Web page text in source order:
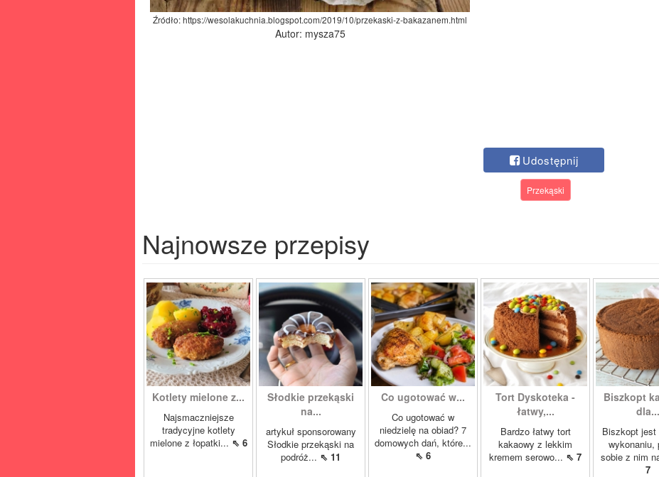
Źródło: https://wesolakuchnia.blogspot.com/2019/10/przekaski-z-bakazanem.html
Autor: mysza75
Udostępnij
Przekąski
Najnowsze przepisy
Kotlety mielone z...
Najsmaczniejsze
tradycyjne kotlety
mielone z łopatki... ⇖ 6
Słodkie przekąski
na...
artykuł sponsorowany
Słodkie przekąski na
podróż... ⇖ 11
Co ugotować w...
Co ugotować w
niedzielę na obiad? 7
domowych dań, które...
⇖ 6
Tort Dyskoteka -
łatwy,...
Bardzo łatwy tort
kakaowy z lekkim
kremem serowo... ⇖ 7
Biszkopt
dla...
Biszkopt jest
wykonaniu,
sobie z nim
7